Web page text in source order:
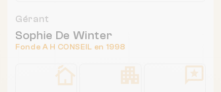
Gérant
Sophie De Winter
Fonde A H CONSEIL en 1998